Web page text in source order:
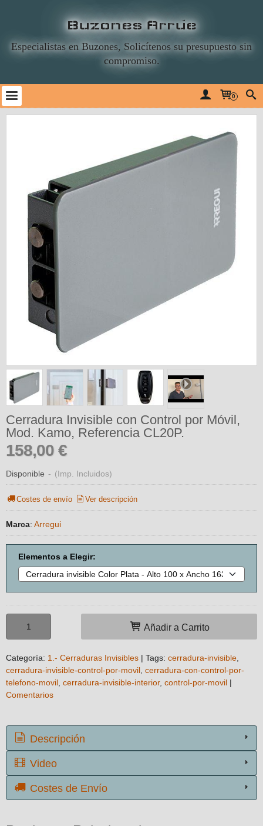
Buzones Arrúe
Especialistas en Buzones, Solicítenos su presupuesto sin
compromiso.
0
Cerradura Invisible con Control por Móvil,
Mod. Kamo, Referencia CL20P.
158,00 €
Disponible - (Imp. Incluidos)
Costes de envío Ver descripción
Marca: Arregui
Elementos a Elegir:
Añadir a Carrito
Categoría: 1.- Cerraduras Invisibles | Tags: cerradura-invisible
cerradura-invisible-control-por-movil cerradura-con-control-por-
telefono-movil cerradura-invisible-interior control-por-movil |
Comentarios
Descripción
Video
Costes de Envío